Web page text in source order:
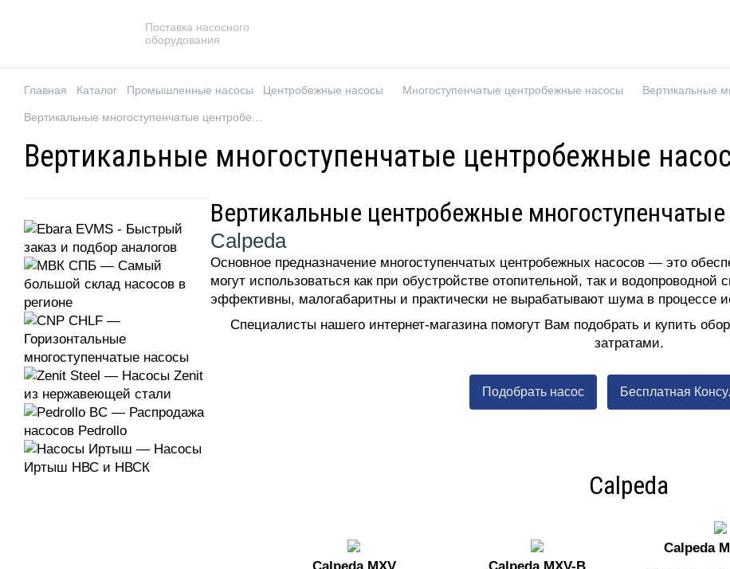
Поставка насосного
оборудования
Главная Каталог Промышленные насосы Центробежные насосы Многоступенчатые центробежные насосы
Вертикальные многоступенчатые центробежные
Вертикальные центробежные
Calpeda
Основное предназначение многоступенчатых центробежных насосов — это
могут использоваться как при обустройстве отопительной, так и водопроводной
эффективны, малогабаритны и практически не вырабатывают шума в процессе
Специалисты нашего интернет-магазина помогут Вам подобрать и купить
затратами.
Подобрать насос Бесплатная
Calpeda
Calpeda MXV
Calpeda MXV-B
Calpeda